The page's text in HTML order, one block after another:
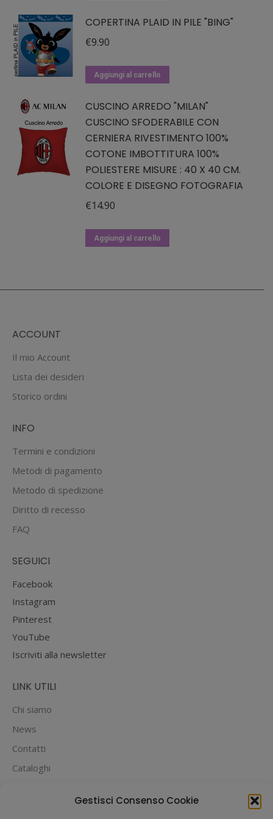
Gestisci Consenso Cookie
COPERTINA PLAID IN PILE "BING"
€9.90
Aggiungi al carrello
CUSCINO ARREDO "MILAN"
CUSCINO SFODERABILE CON
CERNIERA RIVESTIMENTO 100%
COTONE IMBOTTITURA 100%
POLIESTERE MISURE : 40 X 40 CM.
COLORE E DISEGNO FOTOGRAFIA
€14.90
Aggiungi al carrello
ACCOUNT
Il mio Account
Lista dei desideri
Storico ordini
INFO
Termini e condizioni
Metodi di pagamento
Metodo di spedizione
Diritto di recesso
FAQ
SEGUICI
Facebook
Instagram
Pinterest
YouTube
Iscriviti alla newsletter
LINK UTILI
Chi siamo
News
Contatti
Cataloghi
PUOI PAGARE CON: